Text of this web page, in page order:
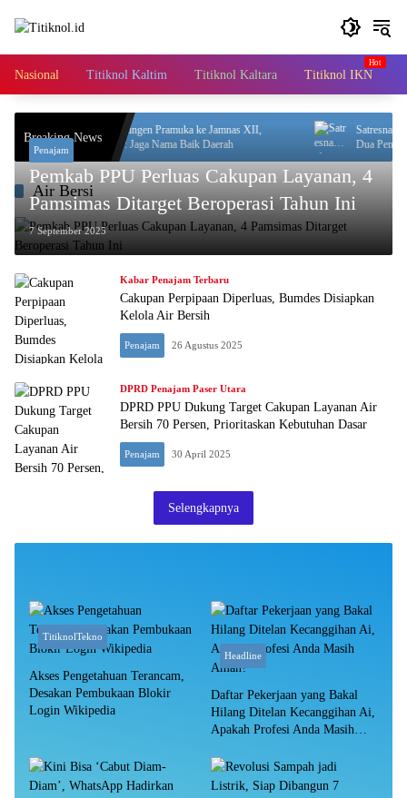
Nasional Titiknol Kaltim Titiknol Kaltara Titiknol IKN
Breaking News
Lepas 71 Kontingen Pramuka ke Jamnas XII,
Mudyat Noor: Jaga Nama Baik Daerah
Satresnarkoba
Dua Pengedar
Air Bersi
Penajam
Pemkab PPU Perluas Cakupan Layanan, 4
Pamsimas Ditarget Beroperasi Tahun Ini
7 September 2025
Kabar Penajam Terbaru
Cakupan Perpipaan Diperluas, Bumdes Disiapkan
Kelola Air Bersih
Penajam 26 Agustus 2025
DPRD Penajam Paser Utara
DPRD PPU Dukung Target Cakupan Layanan Air
Bersih 70 Persen, Prioritaskan Kebutuhan Dasar
Penajam 30 April 2025
Selengkapnya
TitiknolTekno
Akses Pengetahuan Terancam,
Desakan Pembukaan Blokir
Login Wikipedia
Headline
Daftar Pekerjaan yang Bakal
Hilang Ditelan Kecanggihan Ai,
Apakah Profesi Anda Masih